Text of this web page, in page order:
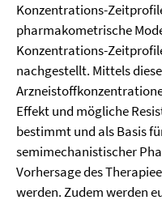
Konzentrations-
pharmakometrische
Konzentrations-
nachgestellt. Mittels
Effekt und mögliche
bestimmt und als Basis
semimechanistischer
Vorhersage des
werden. Zudem werden